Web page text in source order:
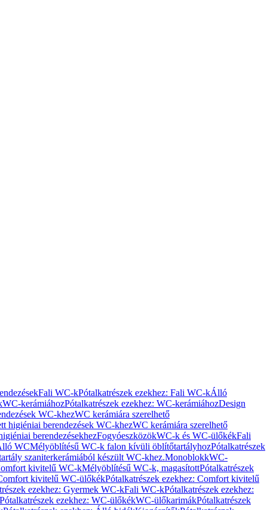
Fali WC-kPótalkatrészek ezekhez: Fali WC-kÁlló
WC-kerámiáhozPótalkatrészek ezekhez: WC-kerámiáhozDesign
WC-khezWC kerámiára szerelhető
higiéniai berendezések WC-khezWC kerámiára szerelhető
berendezésekhezFogyóeszközökWC-k és WC-ülőkékFali
WCMélyöblítésű WC-k falon kívüli öblítőtartályhozPótalkatrészek
szaniterkerámiából készült WC-khez.MonoblokkWC-
kivitelű WC-kMélyöblítésű WC-k, magasítottPótalkatrészek
kivitelű WC-ülőkékPótalkatrészek ezekhez: Comfort kivitelű
ezekhez: Gyermek WC-kFali WC-kPótalkatrészek ezekhez:
Pótalkatrészek ezekhez: WC-ülőkékWC-ülőkarimákPótalkatrészek